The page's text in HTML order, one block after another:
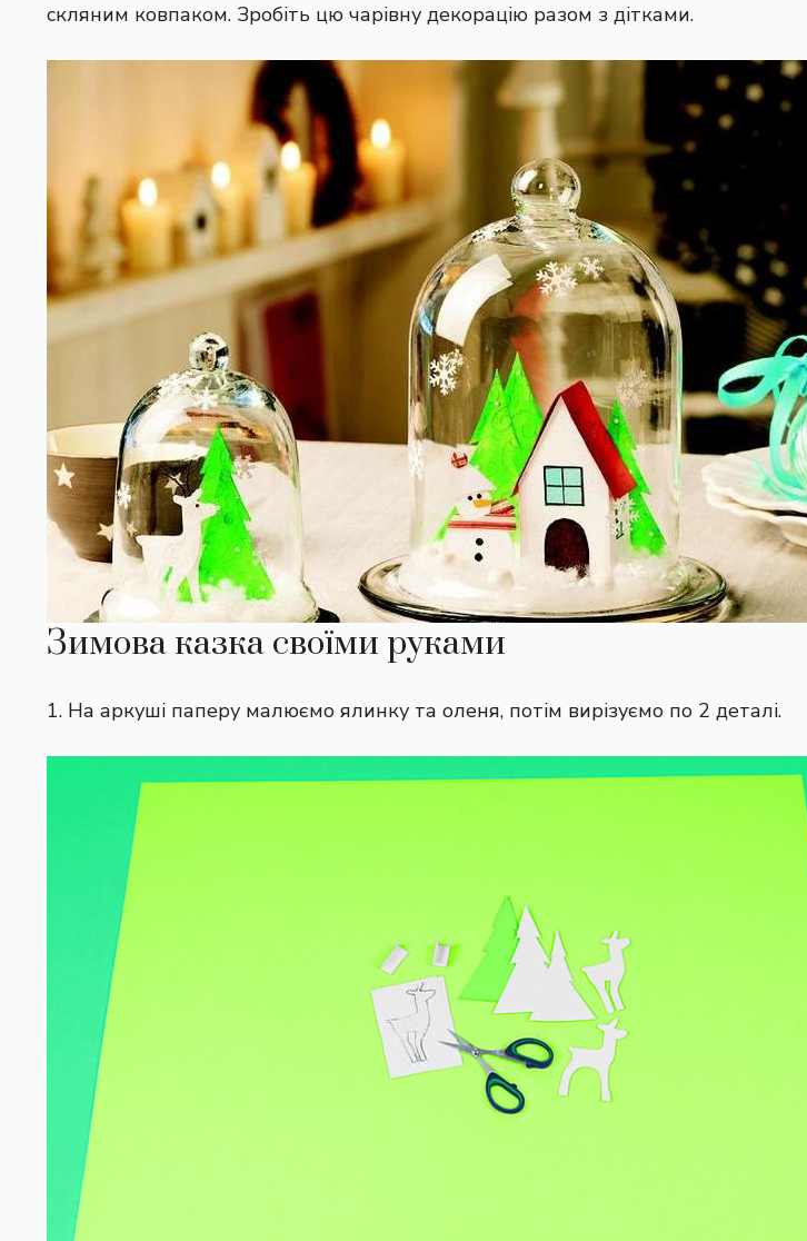
скляним ковпаком. Зробіть цю чарівну декорацію разом з дітками.
Зимова казка своїми руками
1. На аркуші паперу малюємо ялинку та оленя, потім вирізуємо по 2 деталі.